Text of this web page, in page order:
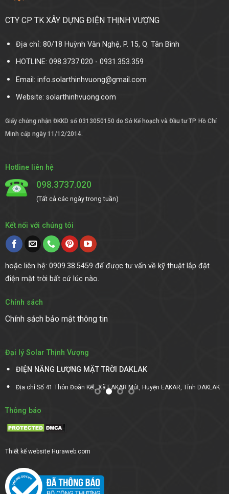
CTY CP TK XÂY DỰNG ĐIỆN THỊNH VƯỢNG
Địa chỉ: 80/18 Huỳnh Văn Nghệ, P. 15, Q. Tân Bình
HOTLINE: 098.3737.020 - 0931.353.359
Email: info.solarthinhvuong@gmail.com
Website: solarthinhvuong.com
Giấy chứng nhận ĐKKD số 0313050150 do Sở Kế hoạch và Đầu tư TP. Hồ Chí
Minh cấp ngày 11/12/2014.
Hotline liên hệ
098.3737.020
(Tất cả các ngày trong tuần)
Kết nối với chúng tôi
hoặc liên hệ: 0909.38.5459 để được tư vấn về kỹ thuật lắp đặt
điện mặt trời bất cứ lúc nào.
Chính sách
Chính sách bảo mật thông tin
Đại lý Solar Thịnh Vượng
ĐIỆN NĂNG LƯỢNG MẶT TRỜI DAKLAK
Địa chỉ:Số 41 Thôn Đoàn Kết, Xã EAKAR Mút, Huyện EAKAR, Tỉnh DAKLAK
Thông báo
Thiết kế website Huraweb.com